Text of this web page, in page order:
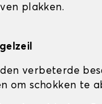
plakken.
verbeterde
om schokken te